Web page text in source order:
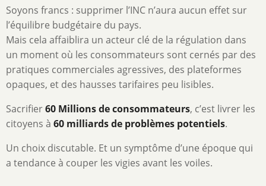
Soyons francs : supprimer l’INC n’aura aucun effet sur
l’équilibre budgétaire du pays.
Mais cela affaiblira un acteur clé de la régulation dans
un moment où les consommateurs sont cernés par des
pratiques commerciales agressives, des plateformes
opaques, et des hausses tarifaires peu lisibles.
Sacrifier60 Millions de consommateurs, c’est livrer les
citoyens à 60 milliards de problèmes potentiels.
Un choix discutable. Et un symptôme d’une époque qui
a tendance à couper les vigies avant les voiles.